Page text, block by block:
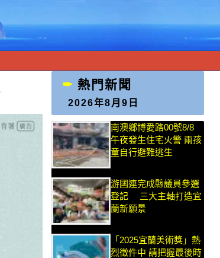
熱門新聞
2026年8月9日
南澳鄉博愛路00號8/8
午夜發生住宅火警 兩孩
童自行避難逃生
游國連完成縣議員參選
登記 三大主軸打造宜
蘭新願景
「2025宜蘭美術獎」熱
烈徵件中 請把握最後時